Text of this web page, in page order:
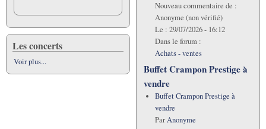
Les concerts
Voir plus...
Nouveau commentaire de :
Anonyme (non vérifié)
Le : 29/07/2026 - 16:12
Dans le forum :
Achats - ventes
Buffet Crampon Prestige à
vendre
Buffet Crampon Prestige à
vendre
ParAnonyme